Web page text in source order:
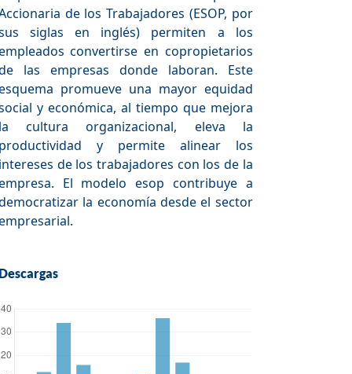
de los Trabajadores (ESOP, por
siglas en inglés) permiten a los
convertirse en copropietarios
las empresas donde laboran. Este
promueve una mayor equidad
y económica, al tiempo que mejora
cultura organizacional, eleva la
y permite alinear los
de los trabajadores con los de la
El modelo esop contribuye a
la economía desde el sector